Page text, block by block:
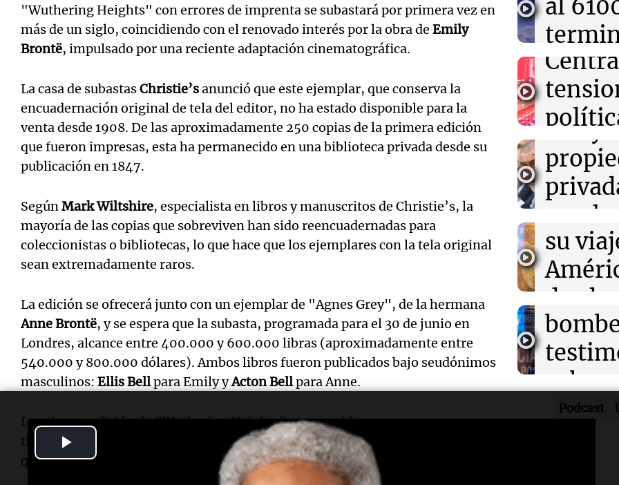
"Wuthering Heights" con errores de imprenta se subastará por primera vez en
más de un siglo, coincidiendo con el renovado interés por la obra de Emily
Brontë, impulsado por una reciente adaptación cinematográfica.
La casa de subastasChristie’sanunció que este ejemplar, que conserva la
encuadernación original de tela del editor, no ha estado disponible para la
venta desde 1908. De las aproximadamente 250 copias de la primera edición
que fueron impresas, esta ha permanecido en una biblioteca privada desde su
publicación en 1847.
SegúnMark Wiltshire, especialista en libros y manuscritos de Christie’s, la
mayoría de las copias que sobreviven han sido reencuadernadas para
coleccionistas o bibliotecas, lo que hace que los ejemplares con la tela original
sean extremadamente raros.
La edición se ofrecerá junto con un ejemplar de "Agnes Grey", de la hermana
Anne Brontë, y se espera que la subasta, programada para el 30 de junio en
Londres, alcance entre 400.000 y 600.000 libras (aproximadamente entre
540.000 y 800.000 dólares). Ambos libros fueron publicados bajo seudónimos
masculinos: Ellis Bellpara Emily yActon Bellpara Anne.
La primera edición de "Wuthering Heights" es conocida por sus errores
tipográficos, como la ocasional falta de ortografía en la palabra "heights", lo
que ha contribuido a su fama y atractivo entre coleccionistas.
Una niñera
mes de
visa vencida
07:41 Mundo
Estados
importadores
millones de
Radioinforme
Alerta naranja
Rosario:
milímetros de
70 km/h
al
Noticias
Episodios
del
Noticias
Episodios
Audio.
Juez
la ley
poca
Noticias
Episodios
Audio.
XIV
visita
su
desde
Noticias
Episodios
Audio.
por la
de las
sobre
Audio.
el
Altas
en
Audio.
Podcast